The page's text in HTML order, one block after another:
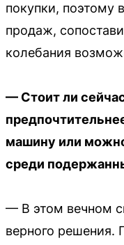
покупки, поэтому
продаж,
колебания
— Стоит ли
машину или
среди
— В этом вечном
верного решения.